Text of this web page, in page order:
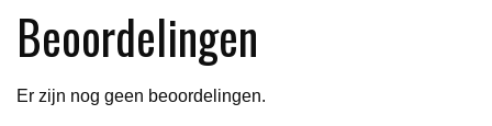
Beoordelingen
Er zijn nog geen beoordelingen.